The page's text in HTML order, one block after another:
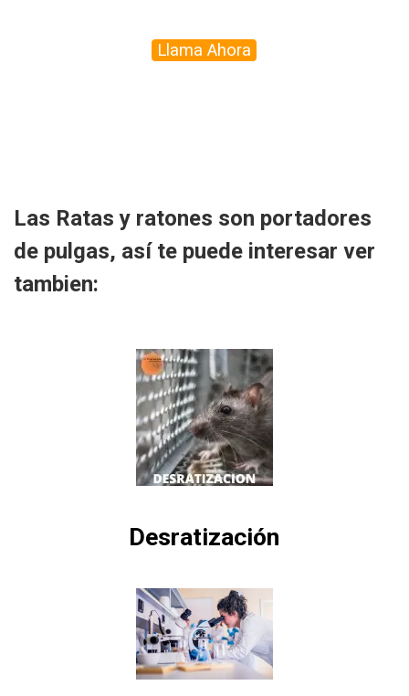
Llama Ahora
Las Ratas y ratones son portadores
de pulgas, así te puede interesar ver
tambien:
Desratización